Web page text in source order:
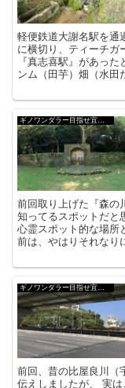
軽便鉄道大謝名駅を通
に横切り、ティーチガ
『真志喜駅』があっ
ンム（田芋）畑（水田
ギノワンダラー目指せ宜野湾大使！
前回取り上げた『森の
知ってるスポットだと
心霊スポット的な場所
前は、やはりそれなり
ギノワンダラー目指せ宜野湾大使！
前回、昔の比屋良川（
伝えしましたが、 実